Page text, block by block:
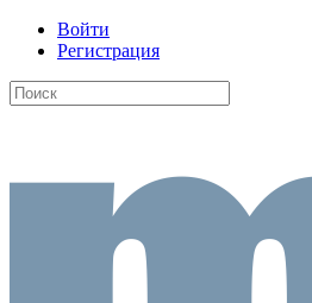
Войти
Регистрация